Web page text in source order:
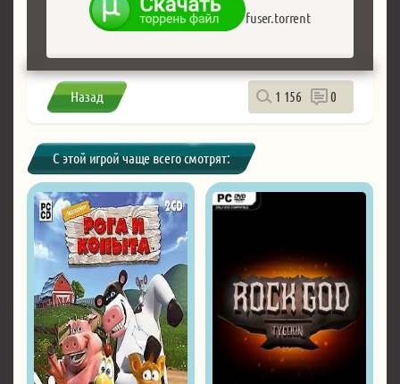
fuser.torrent
Назад 1 156 0
С этой игрой чаще всего смотрят: